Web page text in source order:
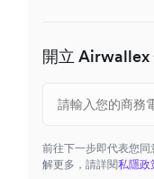
開立 Airwallex
前往下一步即代表您
解更多，請詳閱私隱政